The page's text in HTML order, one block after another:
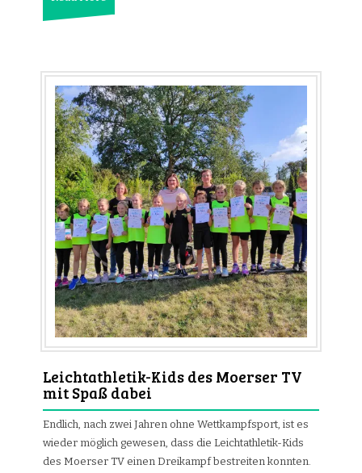
Leichtathletik-Kids des Moerser TV
mit Spaß dabei
Endlich, nach zwei Jahren ohne Wettkampfsport, ist es
wieder möglich gewesen, dass die Leichtathletik-Kids
des Moerser TV einen Dreikampf bestreiten konnten.